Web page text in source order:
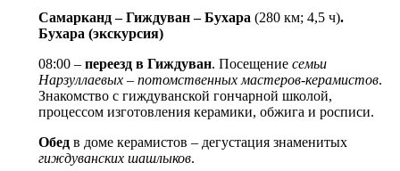
Самарканд – Гиждуван – Бухара (280 км; 4,5 ч).
Бухара (экскурсия)
08:00 – переезд в Гиждуван. Посещение семьи
Нарзуллаевых – потомственных мастеров-керамистов.
Знакомство с гиждуванской гончарной школой,
процессом изготовления керамики, обжига и росписи.
Обед в доме керамистов – дегустация знаменитых
гиждуванских шашлыков.